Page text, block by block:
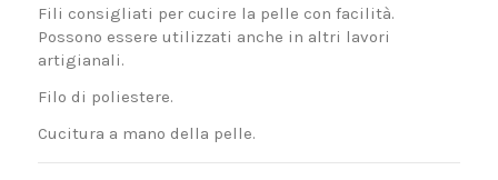
Fili consigliati per cucire la pelle con facilità.
Possono essere utilizzati anche in altri lavori
artigianali.
Filo di poliestere.
Cucitura a mano della pelle.